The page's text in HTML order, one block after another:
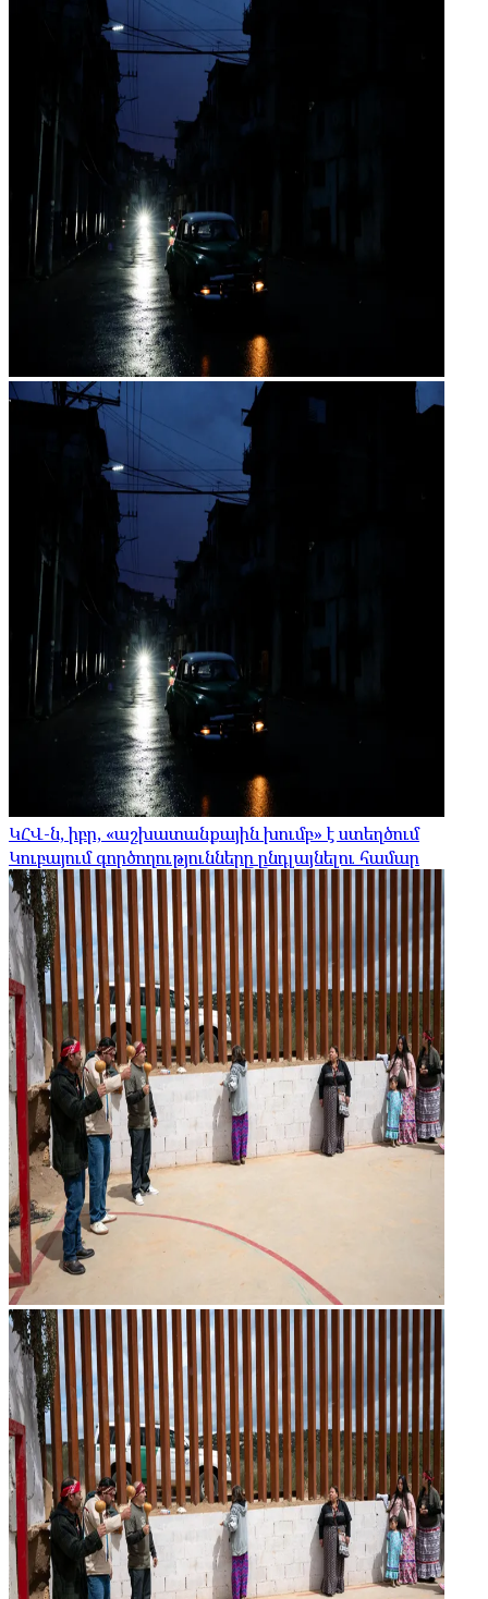
ԿՀՎ-ն, իբր, «աշխատանքային խումբ» է ստեղծում
Կուբայում գործողությունները ընդլայնելու համար